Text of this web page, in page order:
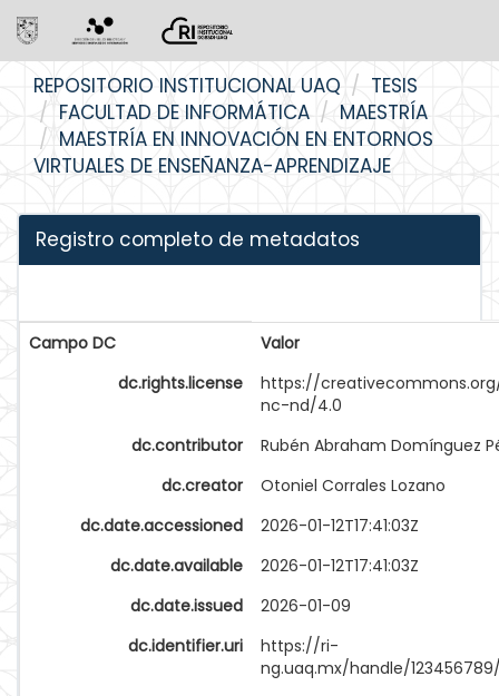
navigation
REPOSITORIO INSTITUCIONAL UAQ
TESIS
FACULTAD DE INFORMÁTICA
MAESTRÍA
MAESTRÍA EN INNOVACIÓN EN ENTORNOS
VIRTUALES DE ENSEÑANZA-APRENDIZAJE
Registro completo de metadatos
Campo DC
Valor
dc.rights.license
https://
nc-nd/4.0
dc.contributor
Rubén Abraham Domínguez
dc.creator
Otoniel Corrales Lozano
dc.date.accessioned
2026-01-12T17:41:03Z
dc.date.available
2026-01-12T17:41:03Z
dc.date.issued
2026-01-09
dc.identifier.uri
https://ri-
ng.uaq.mx/handle/123456789/